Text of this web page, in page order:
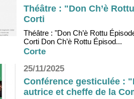
Théâtre : "Don Ch’è
Corti
Théâtre : "Don Ch’è Rottu
Corti Don Ch’è Rottu Épisod...
Corte
25/11/2025
Conférence gesticulée :
autrice et cheffe de la